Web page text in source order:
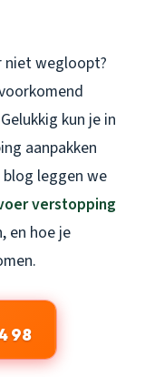
wegloopt?
kun je in
aanpakken
leggen we
verstopping
en hoe je
98